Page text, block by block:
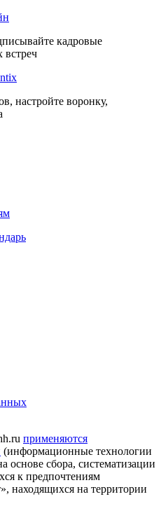
кадровые
встреч
настройте воронку,
применяются
(информационные технологии
основе сбора, систематизации
к предпочтениям
находящихся на территории